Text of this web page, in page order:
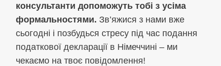
консультанти допоможуть тобі з усіма
формальностями. Зв’яжися з нами вже
сьогодні і позбудься стресу під час подання
податкової декларації в Німеччині – ми
чекаємо на твоє повідомлення!